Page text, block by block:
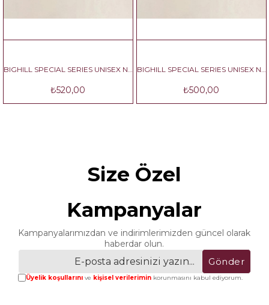
BIGHILL SPECIAL SERIES UNISEX NO:2
₺520,00
BIGHILL SPECIAL SERIES UNISEX NO:3
₺500,00
Size Özel
Kampanyalar
Kampanyalarımızdan ve indirimlerimizden güncel olarak
haberdar olun.
Gönder
Üyelik koşullarınıve kişisel verileriminkorunmasını kabul ediyorum.